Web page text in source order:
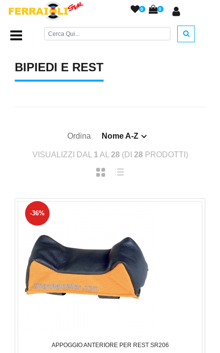
0 0
Home Page/ACCESSORI ARMERIA/Bipiedi e Rest /
BIPIEDI E REST
Ordina Nome A-Z
VISUALIZZI DAL 1 AL 28(DI 28PRODOTTI)
APPOGGIO ANTERIORE PER REST SR206
-36%